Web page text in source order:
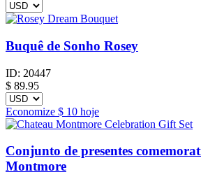
Buquê de Sonho Rosey
ID: 20447
$ 89.95
Economize $ 10 hoje
Conjunto de presentes
Montmore